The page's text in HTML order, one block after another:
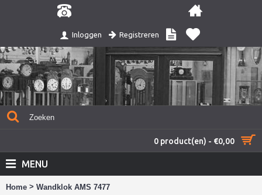
Inloggen Registreren
0 product(en) - €0,00
MENU
Home > Wandklok AMS 7477